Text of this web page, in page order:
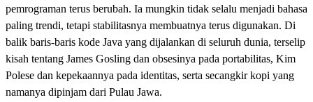
pemrograman terus berubah. Ia mungkin tidak selalu menjadi bahasa
paling trendi, tetapi stabilitasnya membuatnya terus digunakan. Di
balik baris-baris kode Java yang dijalankan di seluruh dunia, terselip
kisah tentang James Gosling dan obsesinya pada portabilitas, Kim
Polese dan kepekaannya pada identitas, serta secangkir kopi yang
namanya dipinjam dari Pulau Jawa.